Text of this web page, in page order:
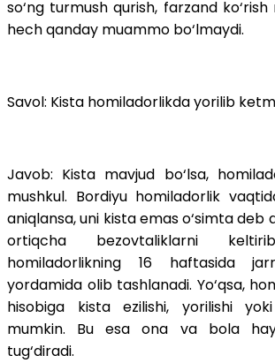
so‘ng turmush qurish, farzand
hech qanday muammo bo‘lmaydi.
Savol: Kista homiladorlikda yorilib
Javob: Kista mavjud bo‘lsa,
mushkul. Bordiyu homiladorlik
aniqlansa, uni kista emas o‘simta deb
ortiqcha bezovtaliklarni
homiladorlikning 16 haftasida
yordamida olib tashlanadi. Yo‘qsa,
hisobiga kista ezilishi, yorilishi
mumkin. Bu esa ona va bola
tug‘diradi.